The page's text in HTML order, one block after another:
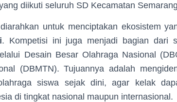
diikuti seluruh SD Kecamatan
untuk menciptakan ekosistem
. Kompetisi ini juga menjadi bagian dari
Desain Besar Olahraga Nasional
(DBMTN). Tujuannya adalah
siswa sejak dini, agar kelak
di tingkat nasional maupun internasional.